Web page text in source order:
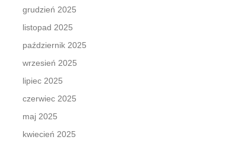
grudzień 2025
listopad 2025
październik 2025
wrzesień 2025
lipiec 2025
czerwiec 2025
maj 2025
kwiecień 2025